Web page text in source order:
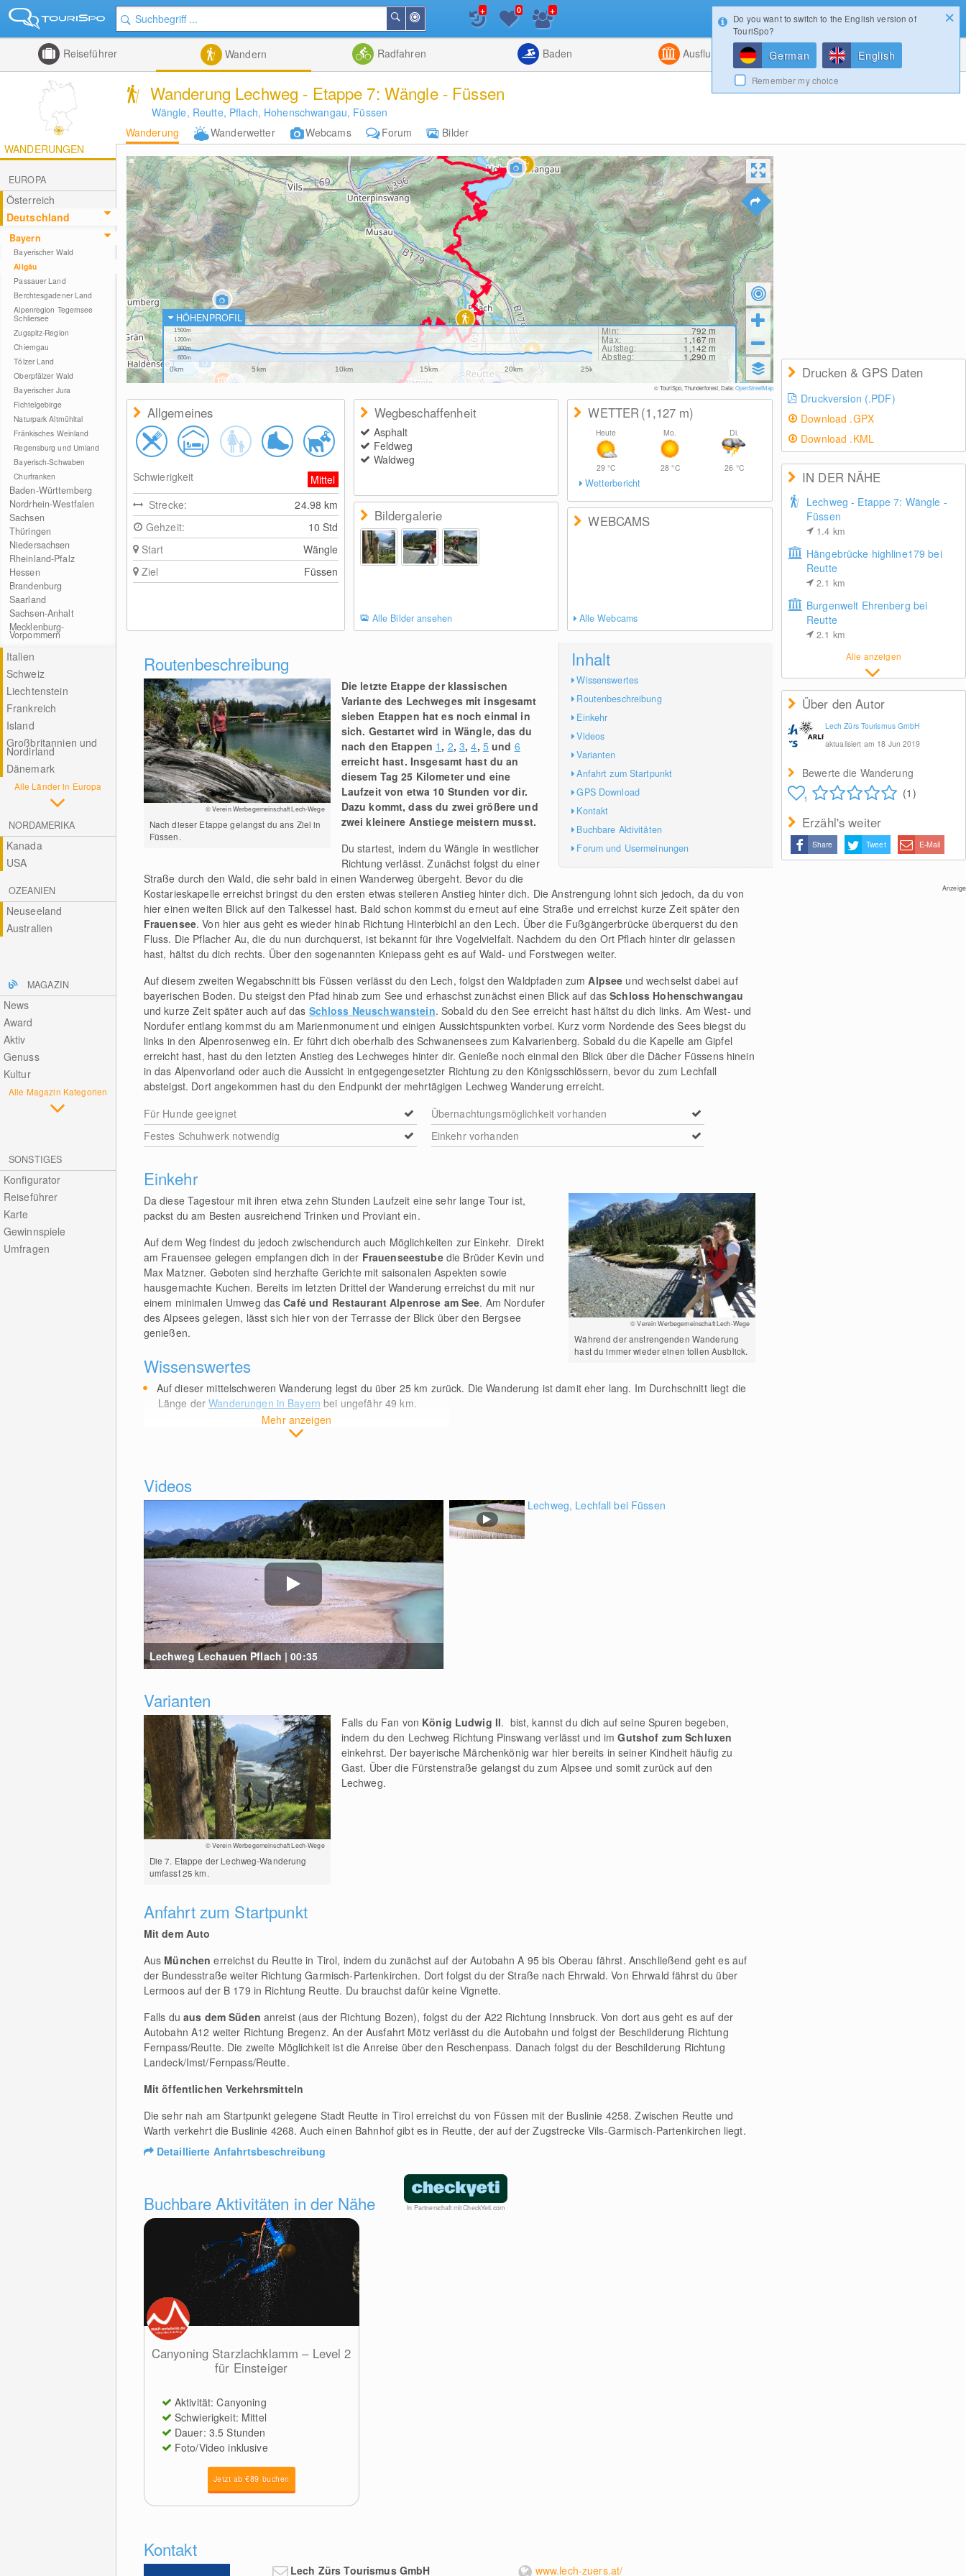
der
Nähe
Suchen
Listenansicht
Kombiniert
+ 0 +
Reiseführer Wandern Radfahren Baden Ausflugsziele Magazin
Wanderung Lechweg - Etappe 7: Wängle - Füssen
Wängle, Reutte, Pflach, Hohenschwangau, Füssen
Wanderung
Wanderwetter Webcams Forum
Bilder
WANDERUNGEN
EUROPA
Österreich
Deutschland
Bayern
Bayerischer Wald
Allgäu
Passauer Land
Berchtesgadener Land
Alpenregion Tegernsee
Schliersee
Zugspitz-Region
Chiemgau
Tölzer Land
Oberpfälzer Wald
Bayerischer Jura
Fichtelgebirge
Naturpark Altmühltal
Fränkisches Weinland
Regensburg und Umland
Bayerisch-Schwaben
Churfranken
Baden-Württemberg
Nordrhein-Westfalen
Sachsen
Thüringen
Niedersachsen
Rheinland-Pfalz
Hessen
Brandenburg
Saarland
Sachsen-Anhalt
Mecklenburg-
Vorpommern
Italien
Schweiz
Liechtenstein
Frankreich
Island
Großbritannien und
Nordirland
Dänemark
Alle Länder in Europa
NORDAMERIKA
Kanada
USA
OZEANIEN
Neuseeland
Australien
MAGAZIN
News
Award
Aktiv
Genuss
Kultur
Alle Magazin Kategorien
SONSTIGES
Konfigurator
Reiseführer
Karte
Gewinnspiele
Umfragen
HÖHENPROFIL
0km 5km 10km 15km 20km 25km
600m
900m
1200m
1500m Min: 792m
Max: 1,167m
Aufstieg: 1,142m
Abstieg: 1,290m
© TouriSpo, Thunderforest, Data:OpenStreetMap
Drucken & GPS Daten
Druckversion (.PDF)
Download .GPX
Download .KML
IN DER NÄHE
Lechweg - Etappe 7: Wängle -
Füssen
1.4 km
Hängebrücke highline179 bei
Reutte
2.1 km
Burgenwelt Ehrenberg bei
Reutte
2.1 km
Alle anzeigen
Über den Autor
Lech Zürs Tourismus GmbH
aktualisiert am 18 Jun 2019
Bewerte die Wanderung
1 (1)
Erzähl's weiter
Share Tweet E-Mail
Anzeige
Allgemeines
Schwierigkeit
Mittel
Strecke:
24.98km
Gehzeit:
10 Std
Start
Wängle
Ziel
Füssen
Wegbeschaffenheit
Asphalt
Feldweg
Waldweg
Bildergalerie
Alle Bilder ansehen
WETTER(1,127 m)
Heute
29°C
Mo.
28°C
Di.
26 °C
Wetterbericht
WEBCAMS
Alle Webcams
Inhalt
Wissenswertes
Routenbeschreibung
Einkehr
Videos
Varianten
Anfahrt zum Startpunkt
GPS Download
Kontakt
Buchbare Aktivitäten
Forum und Usermeinungen
Routenbeschreibung
© Verein Werbegemeinschaft Lech-Wege
Nach dieser Etappe gelangst du ans Ziel in
Füssen.
Die letzte Etappe der klassischen
Variante des Lechweges mit insgesamt
sieben Etappen hat es noch einmal in
sich. Gestartet wird in Wängle, das du
nach den Etappen 1 , 2, 3,4, 5 und 6
erreicht hast. Insgesamt hast du an
diesem Tag 25 Kilometer und eine
Laufzeit von etwa 10 Stunden vor dir.
Dazu kommt, dass du zwei größere und
zwei kleinere Anstiege meistern musst.
Du startest, indem du Wängle in westlicher
Richtung verlässt. Zunächst folgst du einer
Straße durch den Wald, die sehr bald in einen Wanderweg übergeht. Bevor du die
Kostarieskapelle erreichst bringst du den ersten etwas steileren Anstieg hinter dich. Die Anstrengung lohnt sich jedoch, da du von
hier einen weiten Blick auf den Talkessel hast. Bald schon kommst du erneut auf eine Straße und erreichst kurze Zeit später den
Frauensee. Von hier aus geht es wieder hinab Richtung Hinterbichl an den Lech. Über die Fußgängerbrücke überquerst du den
Fluss. Die Pflacher Au, die du nun durchquerst, ist bekannt für ihre Vogelvielfalt. Nachdem du den Ort Pflach hinter dir gelassen
hast, hältst du dich rechts. Über den sogenannten Kniepass geht es auf Wald- und Forstwegen weiter.
Auf diesem zweiten Wegabschnitt bis Füssen verlässt du den Lech, folgst den Waldpfaden zumAlpsee und wechselst dabei auf
bayerischen Boden. Du steigst den Pfad hinab zum See und erhaschst zunächst einen Blick auf dasSchloss Hohenschwangau
und kurze Zeit später auch auf das Schloss Neuschwanstein. Sobald du den See erreicht hast hältst du dich links. Am West- und
Nordufer entlang kommst du am Marienmonument und einigen Aussichtspunkten vorbei. Kurz vorm Nordende des Sees biegst du
links in den Alpenrosenweg ein. Er führt dich oberhalb des Schwanensees zum Kalvarienberg. Sobald du die Kapelle am Gipfel
erreicht hast, hast du den letzten Anstieg des Lechweges hinter dir. Genieße noch einmal den Blick über die Dächer Füssens hinein
in das Alpenvorland oder auch die Aussicht in entgegengesetzter Richtung zu den Königsschlössern, bevor du zum Lechfall
absteigst. Dort angekommen hast du den Endpunkt der mehrtägigen Lechweg Wanderung erreicht.
Für Hunde geeignet
Festes Schuhwerk notwendig
Übernachtungsmöglichkeit vorhanden
Einkehr vorhanden
Einkehr
© Verein Werbegemeinschaft Lech-Wege
Während der anstrengenden Wanderung
hast du immer wieder einen tollen Ausblick.
Da diese Tagestour mit ihren etwa zehn Stunden Laufzeit eine sehr lange Tour ist,
packst du am Besten ausreichend Trinken und Proviant ein.
Auf dem Weg findest du jedoch zwischendurch auch Möglichkeiten zur Einkehr. Direkt
am Frauensee gelegen empfangen dich in der Frauenseestubedie Brüder Kevin und
Max Matzner. Geboten sind herzhafte Gerichte mit saisonalen Aspekten sowie
hausgemachte Kuchen. Bereits im letzten Drittel der Wanderung erreichst du mit nur
einem minimalen Umweg dasCafé und Restaurant Alpenrose am See. Am Nordufer
des Alpsees gelegen, lässt sich hier von der Terrasse der Blick über den Bergsee
genießen.
Wissenswertes
Mehr anzeigen
Auf dieser mittelschweren Wanderung legst du über 25km zurück. Die Wanderung ist damit eher lang. Im Durchschnitt liegt die
Länge derWanderungen in Bayern bei ungefähr 49km.
Videos
Lechweg Lechauen Pflach | 00:35
Lechweg, Lechfall bei Füssen
Varianten
© Verein Werbegemeinschaft Lech-Wege
Die 7. Etappe der Lechweg-Wanderung
umfasst 25 km.
Falls du Fan von König Ludwig II. bist, kannst du dich auf seine Spuren begeben,
indem du den Lechweg Richtung Pinswang verlässt und imGutshof zum Schluxen
einkehrst. Der bayerische Märchenkönig war hier bereits in seiner Kindheit häufig zu
Gast. Über die Fürstenstraße gelangst du zum Alpsee und somit zurück auf den
Lechweg.
Anfahrt zum Startpunkt
Mit dem Auto
Aus München erreichst du Reutte in Tirol, indem du zunächst auf der Autobahn A 95 bis Oberau fährst. Anschließend geht es auf
der Bundesstraße weiter Richtung Garmisch-Partenkirchen. Dort folgst du der Straße nach Ehrwald. Von Ehrwald fährst du über
Lermoos auf der B 179 in Richtung Reutte. Du brauchst dafür keine Vignette.
Falls du aus dem Süden anreist (aus der Richtung Bozen), folgst du der A22 Richtung Innsbruck. Von dort aus geht es auf der
Autobahn A12 weiter Richtung Bregenz. An der Ausfahrt Mötz verlässt du die Autobahn und folgst der Beschilderung Richtung
Fernpass/Reutte. Die zweite Möglichkeit ist die Anreise über den Reschenpass. Danach folgst du der Beschilderung Richtung
Landeck/Imst/Fernpass/Reutte.
Mit öffentlichen Verkehrsmitteln
Die sehr nah am Startpunkt gelegene Stadt Reutte in Tirol erreichst du von Füssen mit der Buslinie 4258. Zwischen Reutte und
Warth verkehrt die Buslinie 4268. Auch einen Bahnhof gibt es in Reutte, der auf der Zugstrecke Vils-Garmisch-Partenkirchen liegt.
Detaillierte Anfahrtsbeschreibung
Buchbare Aktivitäten in der Nähe In Partnerschaft mit CheckYeti.com
Canyoning Starzlachklamm – Level 2
für Einsteiger
Aktivität: Canyoning
Schwierigkeit: Mittel
Dauer: 3.5 Stunden
Foto/Video inklusive
Jetzt ab €89 buchen
Kontakt
Lech Zürs Tourismus GmbH www.lech-zuers.at/
Login
Do you want to switch to the English version of
TouriSpo?
German English
Remember my choice
Konfigurator Gewinnspiele